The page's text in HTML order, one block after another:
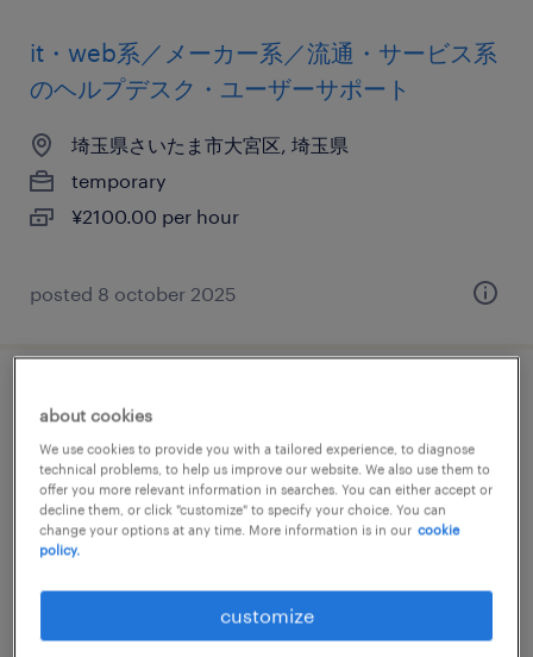
it・web系／メーカー系／流通・サービス系
のヘルプデスク・ユーザーサポート
埼玉県さいたま市大宮区, 埼玉県
temporary
¥2100.00 per hour
posted 8 october 2025
it・web系／メーカー系／流通・サービス系
のヘルプデスク・ユーザーサポート
埼玉県さいたま市大宮区, 埼玉県
temporary
posted 21 may 2026
about cookies
We use cookies to provide you with a tailored experience, to diagnose
technical problems, to help us improve our website. We also use them to
offer you more relevant information in searches. You can either accept or
decline them, or click "customize" to specify your choice. You can
change your options at any time. More information is in our cookie
policy.
customize